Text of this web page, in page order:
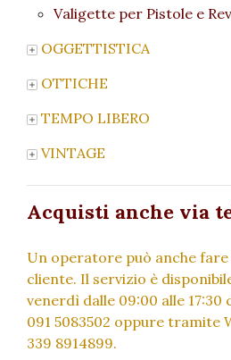
Valigette per Pistole e
OGGETTISTICA
OTTICHE
TEMPO LIBERO
VINTAGE
Acquisti anche via
Un operatore può anche
cliente. Il servizio è
venerdì dalle 09:00 alle 17:30
091 5083502 oppure tramite
339 8914899.